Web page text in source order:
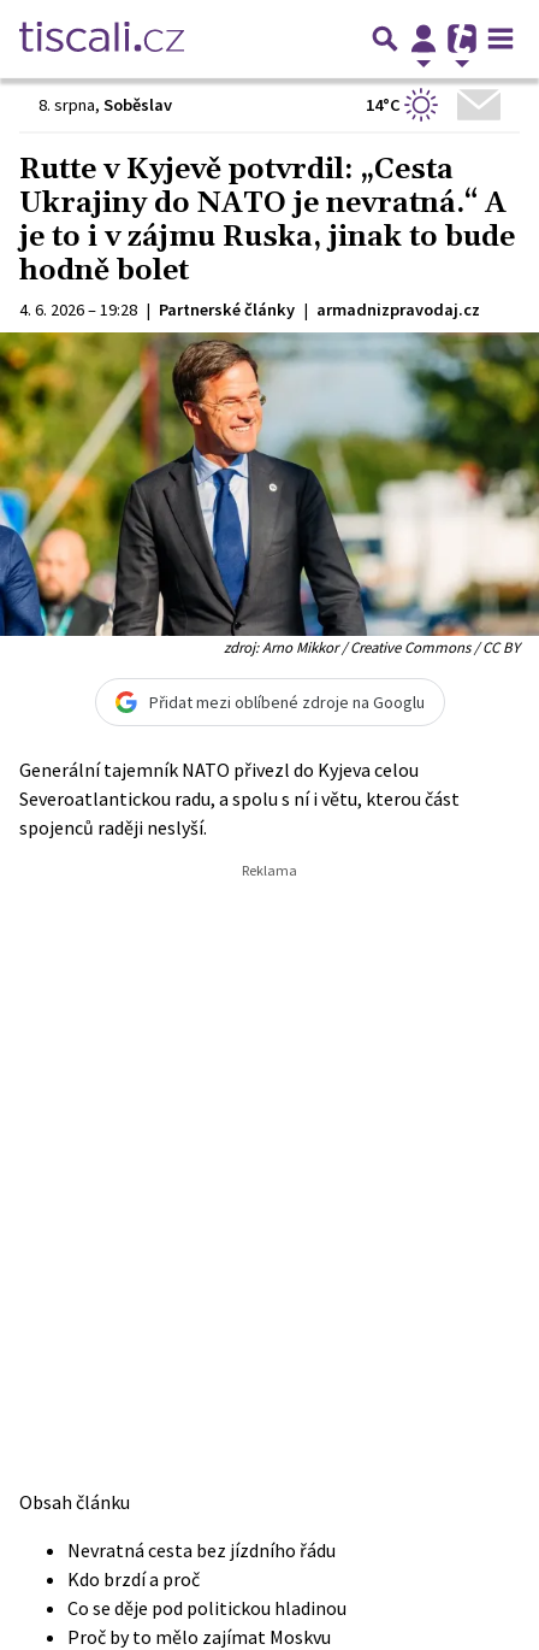
8. srpna, Soběslav 14°C
Rutte v Kyjevě potvrdil: „Cesta
Ukrajiny do NATO je nevratná.“ A
je to i v zájmu Ruska, jinak to bude
hodně bolet
4. 6. 2026 – 19:28 | Partnerské články | armadnizpravodaj.cz
zdroj: Arno Mikkor / Creative Commons / CC BY
Přidat mezi oblíbené zdroje na Googlu
Generální tajemník NATO přivezl do Kyjeva celou
Severoatlantickou radu, a spolu s ní i větu, kterou část
spojenců raději neslyší.
Obsah článku
Nevratná cesta bez jízdního řádu
Kdo brzdí a proč
Co se děje pod politickou hladinou
Proč by to mělo zajímat Moskvu